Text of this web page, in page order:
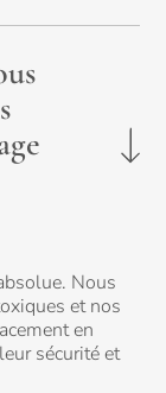
Nous
et nos
en
sécurité et